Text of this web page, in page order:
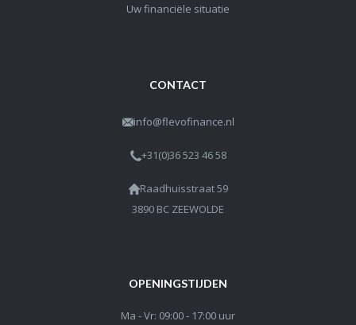
Uw financiële situatie
CONTACT
info@flevofinance.nl
+31(0)36 523 46 58
Raadhuisstraat 59
3890 BC ZEEWOLDE
OPENINGSTIJDEN
Ma - Vr: 09:00 - 17:00 uur